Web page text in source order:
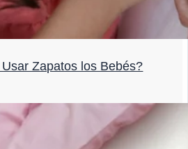
Zapatos los Bebés?